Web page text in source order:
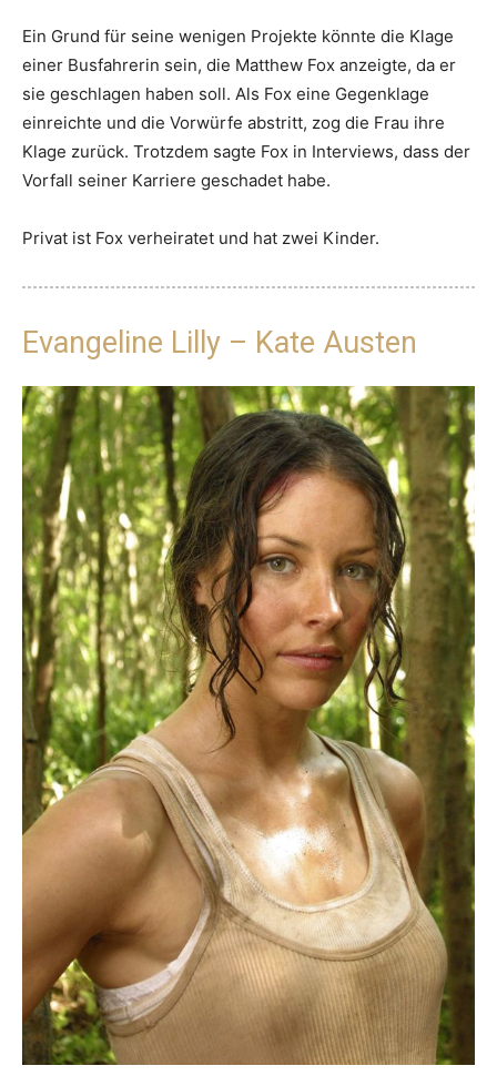
Ein Grund für seine wenigen Projekte könnte die Klage
einer Busfahrerin sein, die Matthew Fox anzeigte, da er
sie geschlagen haben soll. Als Fox eine Gegenklage
einreichte und die Vorwürfe abstritt, zog die Frau ihre
Klage zurück. Trotzdem sagte Fox in Interviews, dass der
Vorfall seiner Karriere geschadet habe.
Privat ist Fox verheiratet und hat zwei Kinder.
Evangeline Lilly – Kate Austen